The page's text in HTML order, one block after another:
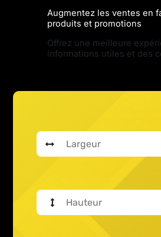
Augmentez les ventes en
produits et promotions
Offrez une meilleure
informations utiles et des